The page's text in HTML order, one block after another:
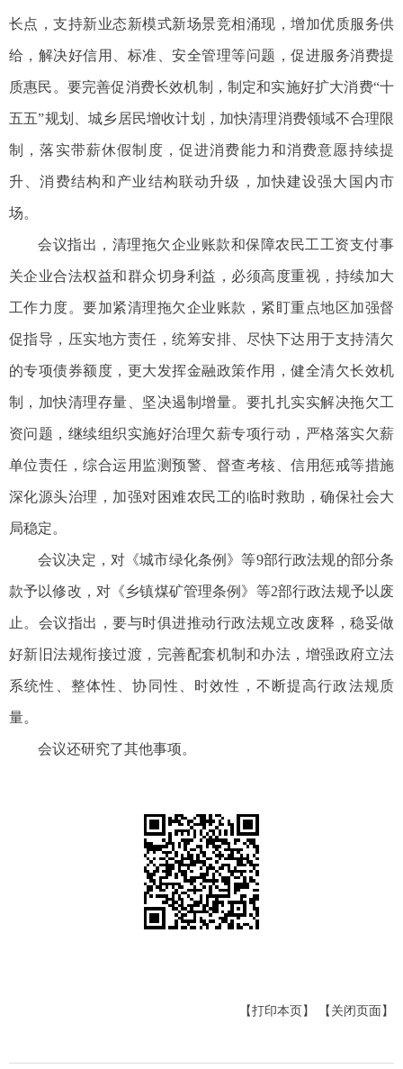
长点，支持新业态新模式新场景竞相涌现，增加优质服务供
给，解决好信用、标准、安全管理等问题，促进服务消费提
质惠民。要完善促消费长效机制，制定和实施好扩大消费“十
五五”规划、城乡居民增收计划，加快清理消费领域不合理限
制，落实带薪休假制度，促进消费能力和消费意愿持续提
升、消费结构和产业结构联动升级，加快建设强大国内市
场。
会议指出，清理拖欠企业账款和保障农民工工资支付事
关企业合法权益和群众切身利益，必须高度重视，持续加大
工作力度。要加紧清理拖欠企业账款，紧盯重点地区加强督
促指导，压实地方责任，统筹安排、尽快下达用于支持清欠
的专项债券额度，更大发挥金融政策作用，健全清欠长效机
制，加快清理存量、坚决遏制增量。要扎扎实实解决拖欠工
资问题，继续组织实施好治理欠薪专项行动，严格落实欠薪
单位责任，综合运用监测预警、督查考核、信用惩戒等措施
深化源头治理，加强对困难农民工的临时救助，确保社会大
局稳定。
会议决定，对《城市绿化条例》等9部行政法规的部分条
款予以修改，对《乡镇煤矿管理条例》等2部行政法规予以废
止。会议指出，要与时俱进推动行政法规立改废释，稳妥做
好新旧法规衔接过渡，完善配套机制和办法，增强政府立法
系统性、整体性、协同性、时效性，不断提高行政法规质
量。
会议还研究了其他事项。
【打印本页】 【关闭页面】